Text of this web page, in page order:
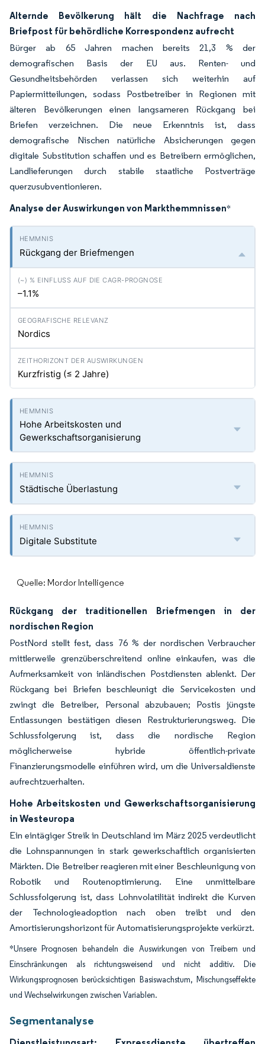
Alternde Bevölkerung hält die Nachfrage nach
Briefpost für behördliche Korrespondenz aufrecht
Bürger ab 65 Jahren machen bereits 21,3 % der
demografischen Basis der EU aus. Renten- und
Gesundheitsbehörden verlassen sich weiterhin auf
Papiermitteilungen, sodass Postbetreiber in Regionen mit
älteren Bevölkerungen einen langsameren Rückgang bei
Briefen verzeichnen. Die neue Erkenntnis ist, dass
demografische Nischen natürliche Absicherungen gegen
digitale Substitution schaffen und es Betreibern ermöglichen,
Landlieferungen durch stabile staatliche Postverträge
querzusubventionieren.
Analyse der Auswirkungen von Markthemmnissen*
Rückgang der Briefmengen
–1.1%
Nordics
Kurzfristig (≤ 2 Jahre)
Hohe Arbeitskosten und
Gewerkschaftsorganisierung
Städtische Überlastung
Digitale Substitute
Quelle: Mordor Intelligence
Rückgang der traditionellen Briefmengen in der
nordischen Region
PostNord stellt fest, dass 76 % der nordischen Verbraucher
mittlerweile grenzüberschreitend online einkaufen, was die
Aufmerksamkeit von inländischen Postdiensten ablenkt. Der
Rückgang bei Briefen beschleunigt die Servicekosten und
zwingt die Betreiber, Personal abzubauen; Postis jüngste
Entlassungen bestätigen diesen Restrukturierungsweg. Die
Schlussfolgerung ist, dass die nordische Region
möglicherweise hybride öffentlich-private
Finanzierungsmodelle einführen wird, um die Universaldienste
aufrechtzuerhalten.
Hohe Arbeitskosten und Gewerkschaftsorganisierung
in Westeuropa
Ein eintägiger Streik in Deutschland im März 2025 verdeutlicht
die Lohnspannungen in stark gewerkschaftlich organisierten
Märkten. Die Betreiber reagieren mit einer Beschleunigung von
Robotik und Routenoptimierung. Eine unmittelbare
Schlussfolgerung ist, dass Lohnvolatilität indirekt die Kurven
der Technologieadoption nach oben treibt und den
Amortisierungshorizont für Automatisierungsprojekte verkürzt.
*Unsere Prognosen behandeln die Auswirkungen von Treibern und
Einschränkungen als richtungsweisend und nicht additiv. Die
Wirkungsprognosen berücksichtigen Basiswachstum, Mischungseffekte
und Wechselwirkungen zwischen Variablen.
Segmentanalyse